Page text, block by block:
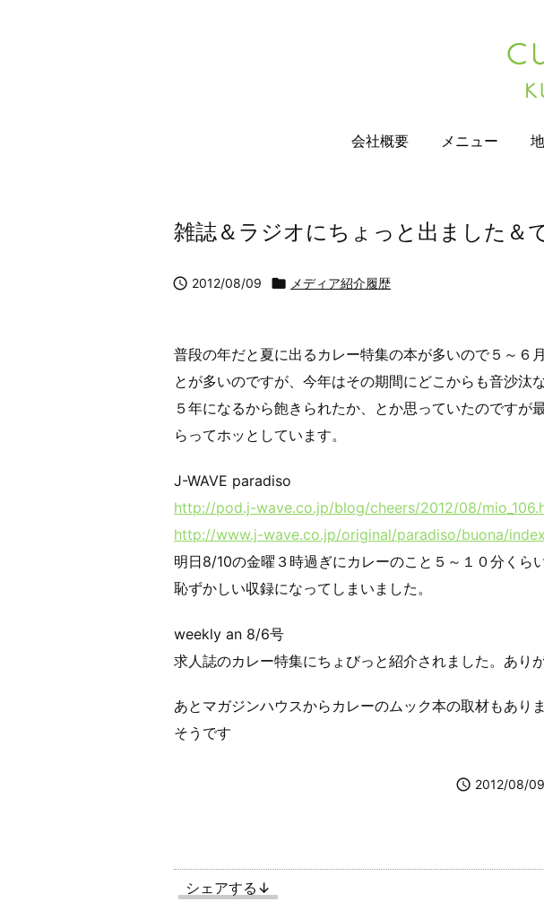
会社概要 メニュー
雑誌＆ラジオにちょっと出ました＆
 2012/08/09  メディア紹介履歴
普段の年だと夏に出るカレー特集の本が多いので５～６
とが多いのですが、今年はその期間にどこからも音沙汰
５年になるから飽きられたか、とか思っていたのですが
らってホッとしています。
J-WAVE paradiso
http://pod.j-wave.co.jp/blog/cheers/2012/08/
http://www.j-wave.co.jp/original/paradiso/buona/
明日8/10の金曜３時過ぎにカレーのこと５～１０分くら
恥ずかしい収録になってしまいました。
weekly an 8/6号
求人誌のカレー特集にちょびっと紹介されました。あり
あとマガジンハウスからカレーのムック本の取材もあり
そうです
 2012/08/09
シェアする↓